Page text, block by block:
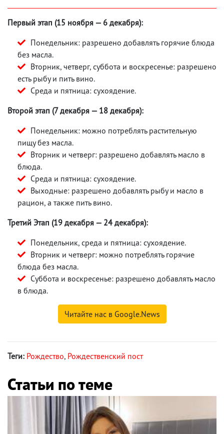
Первый этап (15 ноября — 6 декабря):
Понедельник: разрешено добавлять горячие блюда
без масла.
Вторник, четверг, суббота и воскресенье: разрешено
есть рыбу и пить вино.
Среда и пятница: сухоядение.
Второй этап (7 декабря — 18 декабря):
Понедельник: можно потреблять растительную
пищу без масла.
Вторник и четверг: разрешено добавлять масло в
блюда.
Среда и пятница: сухоядение.
Выходные: разрешено добавлять рыбу и масло в
рацион, а также пить вино.
Третий Этап (19 декабря — 24 декабря):
Понедельник, среда и пятница: сухоядение.
Вторник и четверг: можно потреблять горячие
блюда без масла.
Суббота и воскресенье: разрешено добавлять масло
в блюда.
Читайте нас в Google.News
Теги: Рождество, Рождественский пост
Статьи по теме